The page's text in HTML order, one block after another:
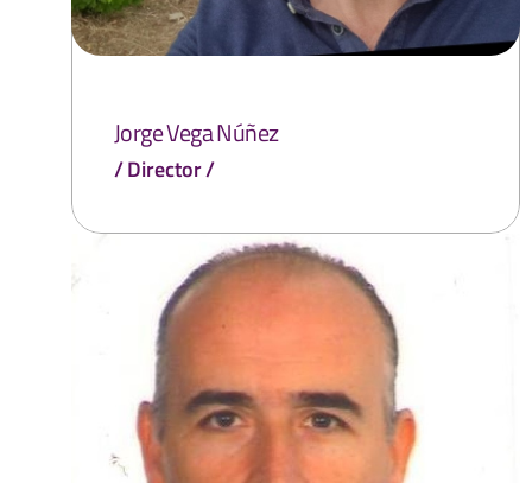
Jorge Vega Núñez
Director